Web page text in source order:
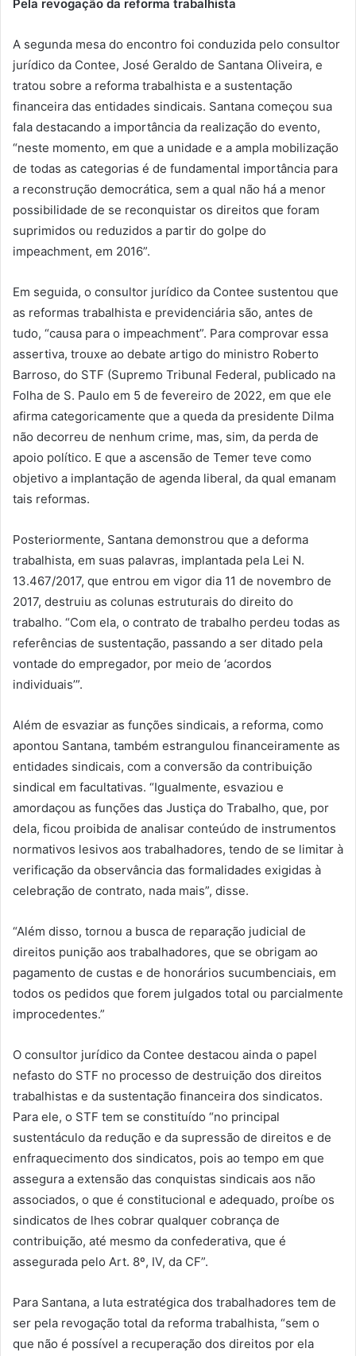
Pela revogação da reforma trabalhista
A segunda mesa do encontro foi conduzida pelo consultor
jurídico da Contee, José Geraldo de Santana Oliveira, e
tratou sobre a reforma trabalhista e a sustentação
financeira das entidades sindicais. Santana começou sua
fala destacando a importância da realização do evento,
“neste momento, em que a unidade e a ampla mobilização
de todas as categorias é de fundamental importância para
a reconstrução democrática, sem a qual não há a menor
possibilidade de se reconquistar os direitos que foram
suprimidos ou reduzidos a partir do golpe do
impeachment, em 2016”.
Em seguida, o consultor jurídico da Contee sustentou que
as reformas trabalhista e previdenciária são, antes de
tudo, “causa para o impeachment”. Para comprovar essa
assertiva, trouxe ao debate artigo do ministro Roberto
Barroso, do STF (Supremo Tribunal Federal, publicado na
Folha de S. Paulo em 5 de fevereiro de 2022, em que ele
afirma categoricamente que a queda da presidente Dilma
não decorreu de nenhum crime, mas, sim, da perda de
apoio político. E que a ascensão de Temer teve como
objetivo a implantação de agenda liberal, da qual emanam
tais reformas.
Posteriormente, Santana demonstrou que a deforma
trabalhista, em suas palavras, implantada pela Lei N.
13.467/2017, que entrou em vigor dia 11 de novembro de
2017, destruiu as colunas estruturais do direito do
trabalho. “Com ela, o contrato de trabalho perdeu todas as
referências de sustentação, passando a ser ditado pela
vontade do empregador, por meio de ‘acordos
individuais’”.
Além de esvaziar as funções sindicais, a reforma, como
apontou Santana, também estrangulou financeiramente as
entidades sindicais, com a conversão da contribuição
sindical em facultativas. “Igualmente, esvaziou e
amordaçou as funções das Justiça do Trabalho, que, por
dela, ficou proibida de analisar conteúdo de instrumentos
normativos lesivos aos trabalhadores, tendo de se limitar à
verificação da observância das formalidades exigidas à
celebração de contrato, nada mais”, disse.
“Além disso, tornou a busca de reparação judicial de
direitos punição aos trabalhadores, que se obrigam ao
pagamento de custas e de honorários sucumbenciais, em
todos os pedidos que forem julgados total ou parcialmente
improcedentes.”
O consultor jurídico da Contee destacou ainda o papel
nefasto do STF no processo de destruição dos direitos
trabalhistas e da sustentação financeira dos sindicatos.
Para ele, o STF tem se constituído “no principal
sustentáculo da redução e da supressão de direitos e de
enfraquecimento dos sindicatos, pois ao tempo em que
assegura a extensão das conquistas sindicais aos não
associados, o que é constitucional e adequado, proíbe os
sindicatos de lhes cobrar qualquer cobrança de
contribuição, até mesmo da confederativa, que é
assegurada pelo Art. 8º, IV, da CF”.
Para Santana, a luta estratégica dos trabalhadores tem de
ser pela revogação total da reforma trabalhista, “sem o
que não é possível a recuperação dos direitos por ela